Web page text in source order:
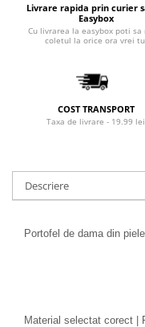
Livrare rapida prin curier
Easybox
Cu livrarea la easybox poti sa
coletul la orice ora vrei
COST TRANSPORT
Taxa de livrare - 19.99 lei
Descriere
Portofel de dama din
Material selectat corect |